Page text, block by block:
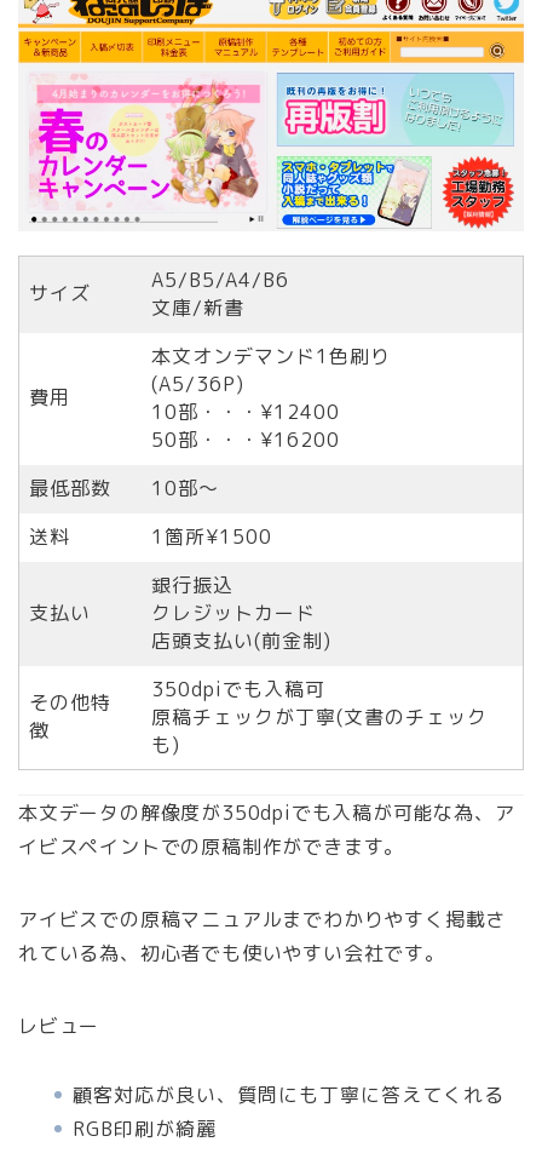
サイズ
A5/B5/A4/B6
文庫/新書
費用
本文オンデマンド1色刷り
(A5/36P)
10部・・・¥12400
50部・・・¥16200
最低部数
10部〜
送料
1箇所¥1500
支払い
銀行振込
クレジットカード
店頭支払い(前金制)
その他特
徴
350dpiでも入稿可
原稿チェックが丁寧(文書のチェック
も)
本文データの解像度が350dpiでも入稿が可能な為、ア
イビスペイントでの原稿制作ができます。
アイビスでの原稿マニュアルまでわかりやすく掲載さ
れている為、初心者でも使いやすい会社です。
レビュー
顧客対応が良い、質問にも丁寧に答えてくれる
RGB印刷が綺麗